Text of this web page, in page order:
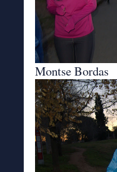
Montse Bordas